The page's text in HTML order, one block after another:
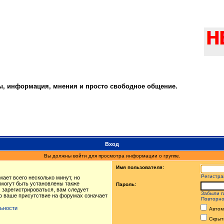
информация, мнения и просто свободное общение.
Вход
Вы должны войти для просмотра информации о группе.
всего несколько минут, но
быть установлены также
вам следует
ваше присутствие на форумах означает
Имя пользователя:
Пароль:
Забыли